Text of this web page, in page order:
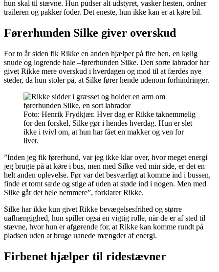
hun skal til stævne. Hun pudser alt udstyret, vasker hesten, ordner
traileren og pakker foder. Det eneste, hun ikke kan er at køre bil.
Førerhunden Silke giver overskud
For to år siden fik Rikke en anden hjælper på fire ben, en kølig
snude og logrende hale –førerhunden Silke. Den sorte labrador har
givet Rikke mere overskud i hverdagen og mod til at færdes nye
steder, da hun stoler på, at Silke fører hende udenom forhindringer.
Foto: Henrik Frydkjær. Hver dag er Rikke taknemmelig
for den forskel, Silke gør i hendes hverdag. Hun er slet
ikke i tvivl om, at hun har fået en makker og ven for
livet.
”Inden jeg fik førerhund, var jeg ikke klar over, hvor meget energi
jeg brugte på at køre i bus, men med Silke ved min side, er det en
helt anden oplevelse. Før var det besværligt at komme ind i bussen,
finde et tomt sæde og stige af uden at støde ind i nogen. Men med
Silke går det hele nemmere”, forklarer Rikke.
Silke har ikke kun givet Rikke bevægelsesfrihed og større
uafhængighed, hun spiller også en vigtig rolle, når de er af sted til
stævne, hvor hun er afgørende for, at Rikke kan komme rundt på
pladsen uden at bruge uanede mængder af energi.
Firbenet hjælper til ridestævner